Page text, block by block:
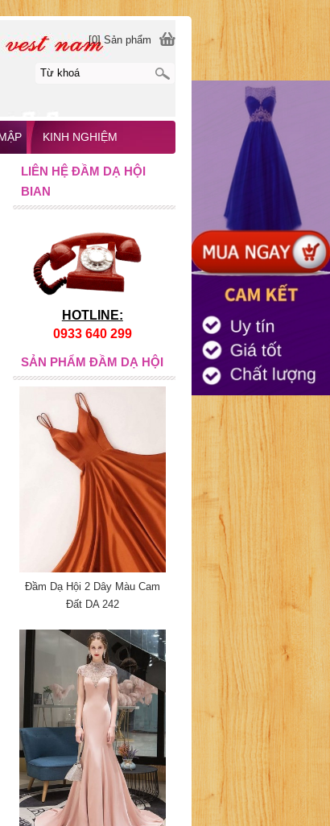
LIÊN HỆ ĐẦM DẠ HỘI
BIAN
HOTLINE:
0933 640 299
SẢN PHẨM ĐẦM DẠ HỘI
Đầm Dạ Hội 2 Dây Màu Cam
Đất DA 242
[0] Sản phẩm
KINH NGHIỆM